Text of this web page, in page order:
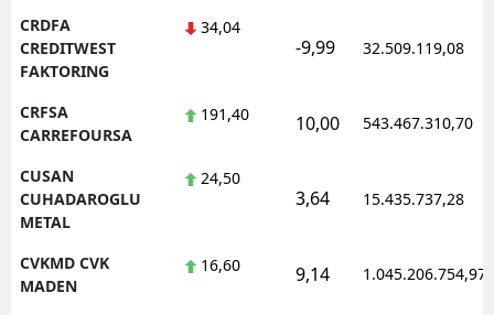
CRDFA
CREDITWEST
FAKTORING
34,04
-9,99 32.509.119,08
CRFSA
CARREFOURSA
191,40 10,00 543.467.310,70
CUSAN
CUHADAROGLU
METAL
24,50
3,64 15.435.737,28
CVKMD CVK
MADEN
16,60 9,14 1.045.206.754,97